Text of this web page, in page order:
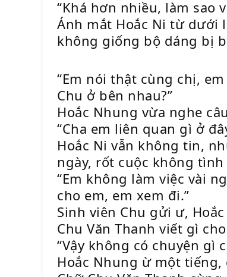
“Khá hơn nhiều, làm sao
Ánh mắt Hoắc Ni từ dưới
không giống bộ dáng bị
“Em nói thật cùng chị,
Chu ở bên nhau?”
Hoắc Nhung vừa nghe
“Cha em liên quan gì ở
Hoắc Ni vẫn không tin,
ngày, rốt cuộc không
“Em không làm việc vài
cho em, em xem đi.”
Sinh viên Chu gửi ư,
Chu Văn Thanh viết gì
“Vậy không có chuyện
Hoắc Nhung ừ một